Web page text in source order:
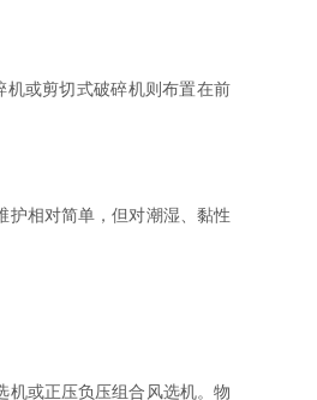
或剪切式破碎机则布置在前
相对简单，但对潮湿、黏性
或正压负压组合风选机。物